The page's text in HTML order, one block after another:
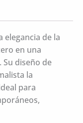
elegancia de la
en una
diseño de
la
para